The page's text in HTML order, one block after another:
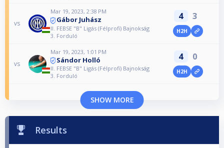
vs
Mar 19, 2023, 2:38 PM
Gábor Juhász
II. FEBSE "B" Ligás (Félprofi) Bajnokság
3. Forduló
4 3
H2H
vs
Mar 19, 2023, 1:01 PM
Sándor Holló
II. FEBSE "B" Ligás (Félprofi) Bajnokság
3. Forduló
4 0
H2H
SHOW MORE
Results